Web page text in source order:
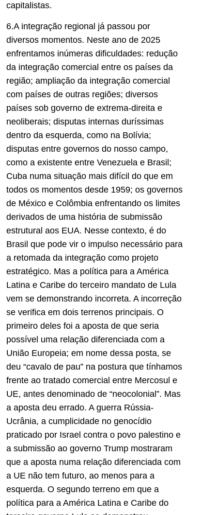
capitalistas.
6.A integração regional já passou por
diversos momentos. Neste ano de 2025
enfrentamos inúmeras dificuldades: redução
da integração comercial entre os países da
região; ampliação da integração comercial
com países de outras regiões; diversos
países sob governo de extrema-direita e
neoliberais; disputas internas duríssimas
dentro da esquerda, como na Bolívia;
disputas entre governos do nosso campo,
como a existente entre Venezuela e Brasil;
Cuba numa situação mais difícil do que em
todos os momentos desde 1959; os governos
de México e Colômbia enfrentando os limites
derivados de uma história de submissão
estrutural aos EUA. Nesse contexto, é do
Brasil que pode vir o impulso necessário para
a retomada da integração como projeto
estratégico. Mas a política para a América
Latina e Caribe do terceiro mandato de Lula
vem se demonstrando incorreta. A incorreção
se verifica em dois terrenos principais. O
primeiro deles foi a aposta de que seria
possível uma relação diferenciada com a
União Europeia; em nome dessa posta, se
deu “cavalo de pau” na postura que tínhamos
frente ao tratado comercial entre Mercosul e
UE, antes denominado de “neocolonial”. Mas
a aposta deu errado. A guerra Rússia-
Ucrânia, a cumplicidade no genocídio
praticado por Israel contra o povo palestino e
a submissão ao governo Trump mostraram
que a aposta numa relação diferenciada com
a UE não tem futuro, ao menos para a
esquerda. O segundo terreno em que a
política para a América Latina e Caribe do